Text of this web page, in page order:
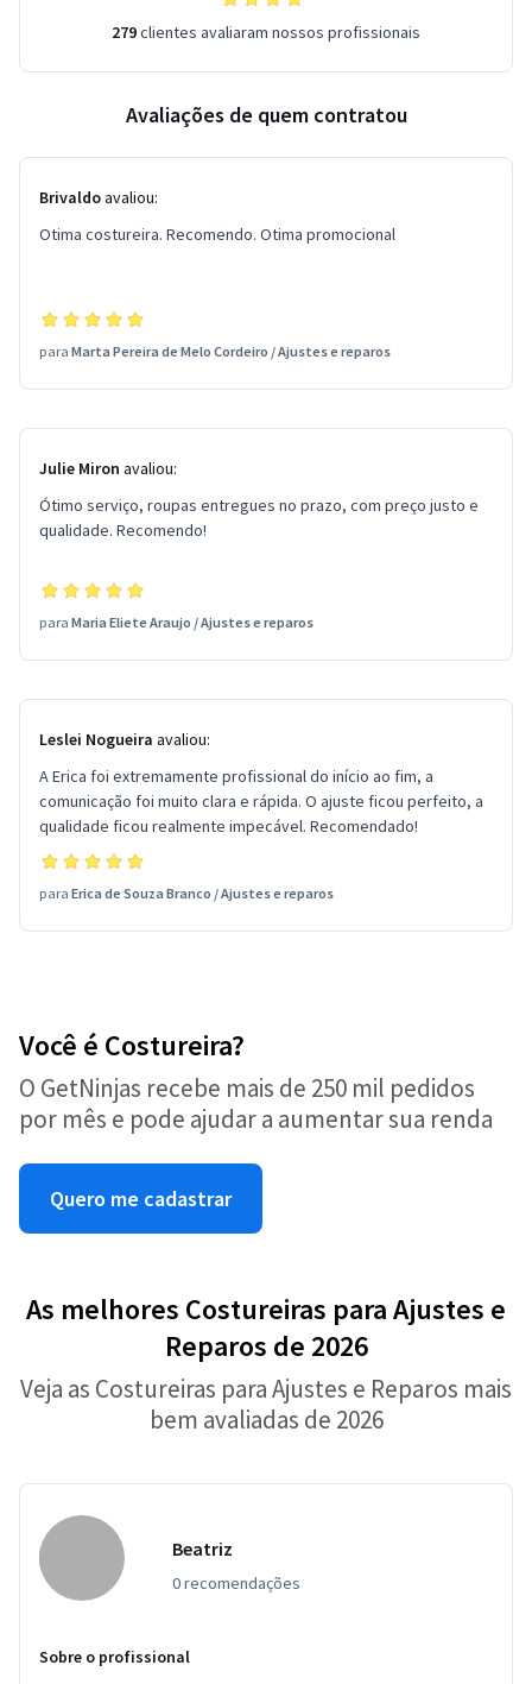
279clientes avaliaram nossos profissionais
Avaliações de quem contratou
Brivaldoavaliou:
Otima costureira. Recomendo. Otima promocional
para Marta Pereira de Melo Cordeiro /Ajustes e reparos
Julie Miron avaliou:
Ótimo serviço, roupas entregues no prazo, com preço justo e
qualidade. Recomendo!
para Maria Eliete Araujo /Ajustes e reparos
Leslei Nogueira avaliou:
A Erica foi extremamente profissional do início ao fim, a
comunicação foi muito clara e rápida. O ajuste ficou perfeito, a
qualidade ficou realmente impecável. Recomendado!
para Erica de Souza Branco /Ajustes e reparos
Você é Costureira?
O GetNinjas recebe mais de 250 mil pedidos
por mês e pode ajudar a aumentar sua renda
Quero me cadastrar
As melhores Costureiras para Ajustes e
Reparos de 2026
Veja as Costureiras para Ajustes e Reparos mais
bem avaliadas de 2026
Beatriz
0 recomendações
Sobre o profissional